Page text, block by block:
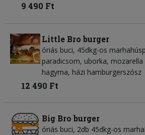
9 490 Ft
Little Bro burger
óriás buci, 45dkg-os
paradicsom, uborka,
hagyma, házi hamburgerszósz
12 490 Ft
Big Bro burger
óriás buci, 2db 45dkg-os